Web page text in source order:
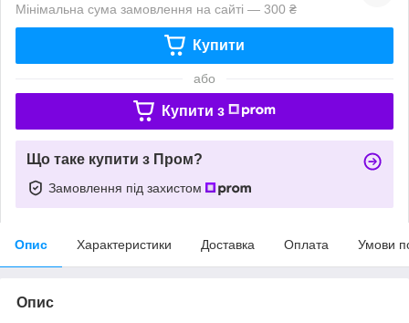
Мінімальна сума замовлення на сайті — 300 ₴
Купити
або
Купити з
Що таке купити з Пром?
Замовлення під захистом
Опис Характеристики Доставка Оплата Умови
Опис